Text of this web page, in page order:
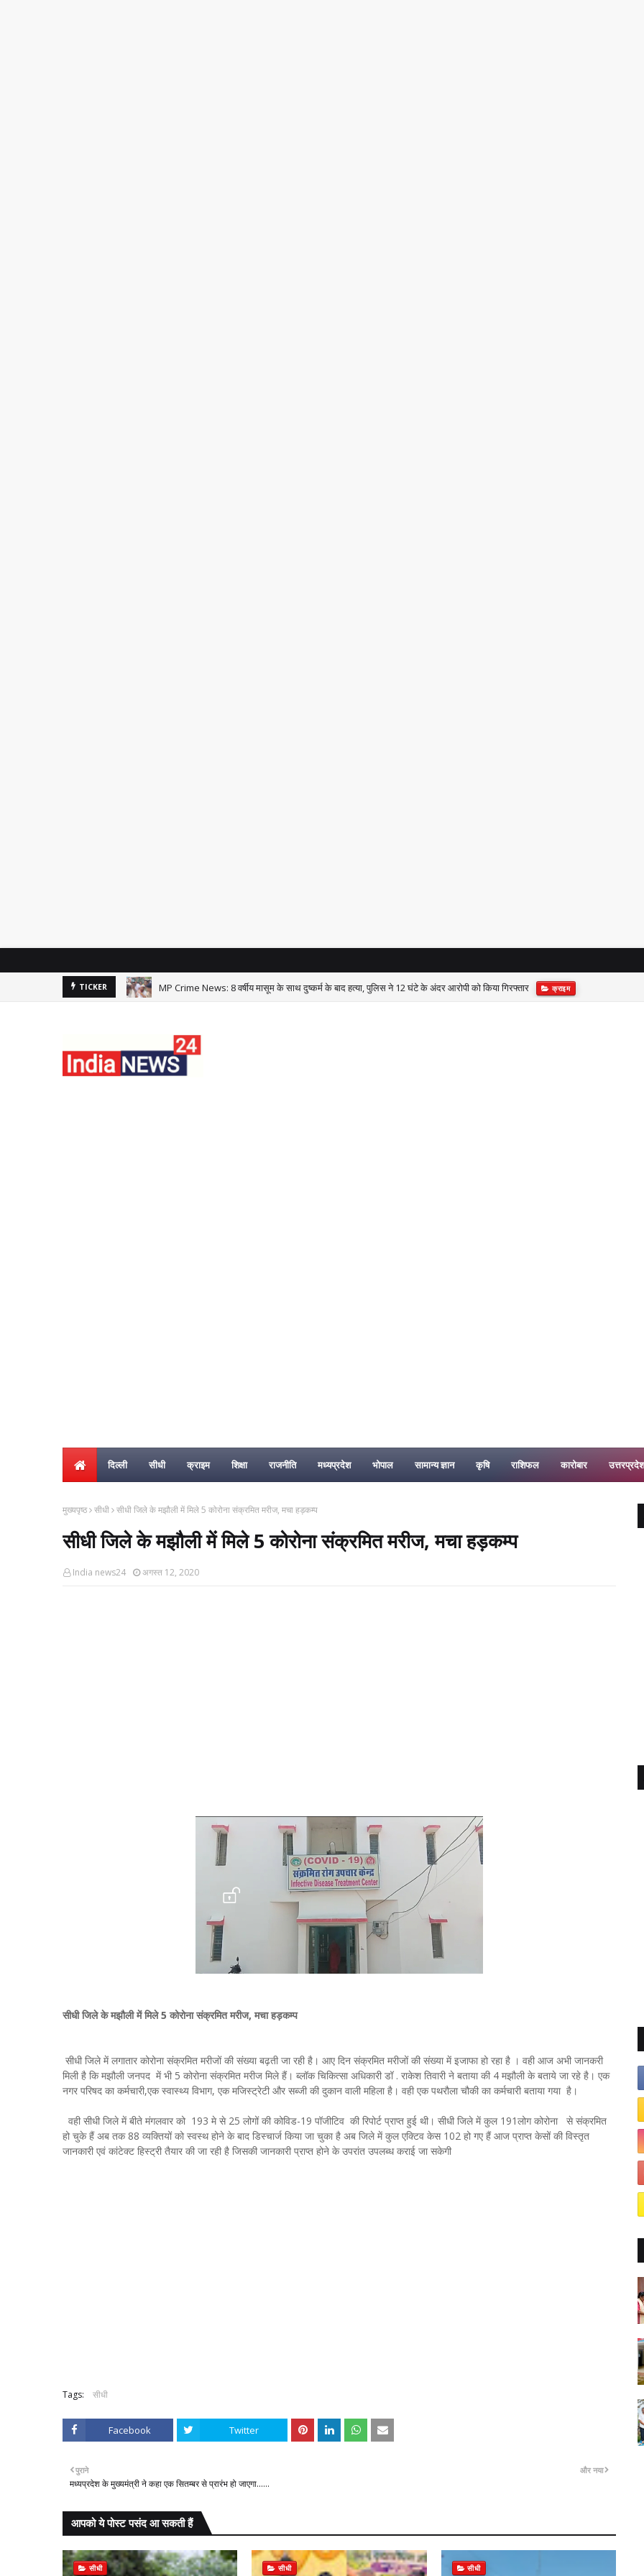
TICKER MP Crime News: 8 वर्षीय मासूम के साथ दुष्कर्म के बाद हत्या, पुलिस ने 12 घंटे के अंदर आरोपी को किया गिरफ्तार क्राइम
दिल्ली सीधी क्राइम शिक्षा राजनीति मध्यप्रदेश भोपाल सामान्य ज्ञान कृषि राशिफल कारोबार उत्तरप्रदेश
मुख्यपृष्ठ सीधी सीधी जिले के मझौली में मिले 5 कोरोना संक्रमित मरीज, मचा हड़कम्प
सीधी जिले के मझौली में मिले 5 कोरोना संक्रमित मरीज, मचा हड़कम्प
India news24 अगस्त 12, 2020
सीधी जिले के मझौली में मिले 5 कोरोना संक्रमित मरीज, मचा हड़कम्प
सीधी जिले में लगातार कोरोना संक्रमित मरीजों की संख्या बढ़ती जा रही है। आए दिन संक्रमित मरीजों की संख्या में इजाफा हो रहा है । वही आज अभी जानकरी
मिली है कि मझौली जनपद में भी 5 कोरोना संक्रमित मरीज मिले हैं। ब्लॉक चिकित्सा अधिकारी डॉ . राकेश तिवारी ने बताया की 4 मझौली के बताये जा रहे है। एक
नगर परिषद का कर्मचारी,एक स्वास्थ्य विभाग, एक मजिस्ट्रेटी और सब्जी की दुकान वाली महिला है। वही एक पथरौला चौकी का कर्मचारी बताया गया है।
वही सीधी जिले में बीते मंगलवार को 193 मे से 25 लोगों की कोविड-19 पॉजीटिव की रिपोर्ट प्राप्त हुई थी। सीधी जिले में कुल 191लोग कोरोना से संक्रमित
हो चुके हैं अब तक 88 व्यक्तियों को स्वस्थ होने के बाद डिस्चार्ज किया जा चुका है अब जिले में कुल एक्टिव केस 102 हो गए हैं आज प्राप्त केसों की विस्तृत
जानकारी एवं कांटेक्ट हिस्ट्री तैयार की जा रही है जिसकी जानकारी प्राप्त होने के उपरांत उपलब्ध कराई जा सकेगी
Tags: सीधी
Facebook Twitter
और नया
पुराने
मध्यप्रदेश के मुख्यमंत्री ने कहा एक सितम्बर से प्रारंभ हो जाएगा......
आपको ये पोस्ट पसंद आ सकती हैं
सीधी सीधी सीधी